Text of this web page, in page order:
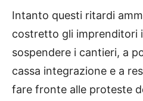
Intanto questi ritardi
costretto gli imprenditori
sospendere i cantieri, a
cassa integrazione e a
fare fronte alle proteste